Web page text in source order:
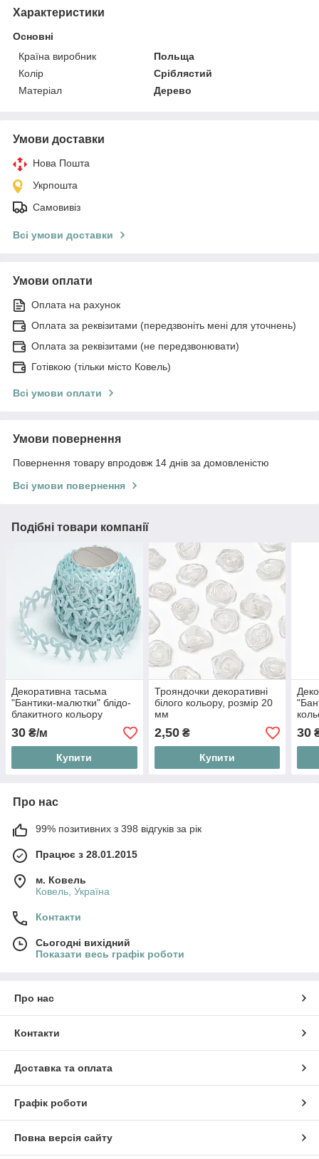
Характеристики
Основні
Країна виробник
Польща
Колір
Сріблястий
Матеріал
Дерево
Умови доставки
Нова Пошта
Укрпошта
Самовивіз
Всі умови доставки
Умови оплати
Оплата на рахунок
Оплата за реквізитами (передзвоніть мені для уточнень)
Оплата за реквізитами (не передзвонювати)
Готівкою (тільки місто Ковель)
Всі умови оплати
Умови повернення
Повернення товару впродовж 14 днів за домовленістю
Всі умови повернення
Подібні товари компанії
Декоративна тасьма
"Бантики-малютки" блідо-
блакитного кольору
30 ₴/м
Купити
Трояндочки декоративні
білого кольору, розмір 20
мм
2,50₴
Купити
30
Про нас
99% позитивних з 398 відгуків за рік
Працює з 28.01.2015
м. Ковель
Ковель, Україна
Контакти
Сьогодні вихідний
Показати весь графік роботи
Про нас
Контакти
Доставка та оплата
Графік роботи
Повна версія сайту